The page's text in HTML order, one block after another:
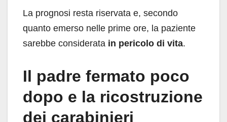
La prognosi resta riservata e, secondo
quanto emerso nelle prime ore, la paziente
sarebbe considerata in pericolo di vita.
Il padre fermato poco
dopo e la ricostruzione
dei carabinieri